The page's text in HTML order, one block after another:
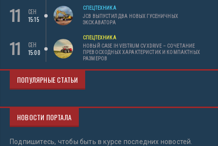
11
СЕН
15:15
СПЕЦТЕХНИКА
JCB ВЫПУСТИЛ ДВА НОВЫХ ГУСЕНИЧНЫХ
ЭКСКАВАТОРА
11
СЕН
15:00
СПЕЦТЕХНИКА
НОВЫЙ CASE IH VESTRUM CVXDRIVE – СОЧЕТАНИЕ
ПРЕВОСХОДНЫХ ХАРАКТЕРИСТИК И КОМПАКТНЫХ
РАЗМЕРОВ
ПОПУЛЯРНЫЕ СТАТЬИ
НОВОСТИ ПОРТАЛА
Подпишитесь, чтобы быть в курсе последних новостей.